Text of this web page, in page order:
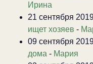
Ирина
21 сентября
ищет хозяев -
09 сентября
дома - Мария